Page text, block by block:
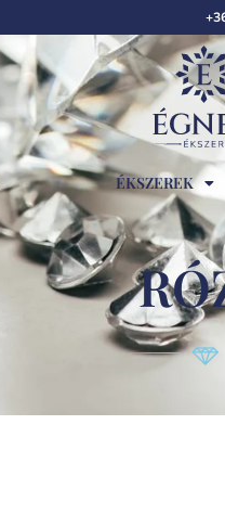
ÉKSZEREK